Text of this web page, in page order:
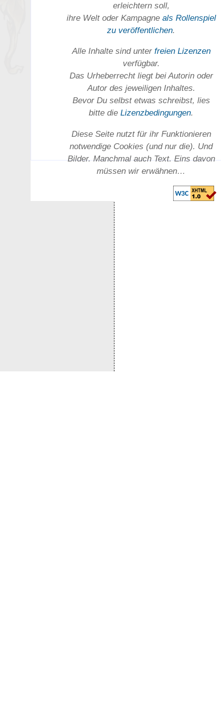
erleichtern soll,
ihre Welt oder Kam­pagne als Rollenspiel
zu ver­öffent­lichen.
Alle Inhalte sind unter freien Lizenzen
verfügbar.
Das Urheber­recht liegt bei Autorin oder
Autor des jeweiligen In­haltes.
Bevor Du selbst etwas schreibst, lies
bitte dieLizenz­bedingungen.
Diese Seite nutzt für ihr Funktionieren
notwendige Cookies (und nur die). Und
Bilder. Manchmal auch Text. Eins davon
müssen wir erwähnen…